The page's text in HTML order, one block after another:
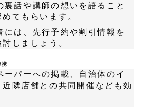
裏話や講師の想いを語ること
てもらいます。
には、先行予約や割引情報を
しましょう。
携
ーパーへの掲載、自治体のイ
隣店舗との共同開催なども効